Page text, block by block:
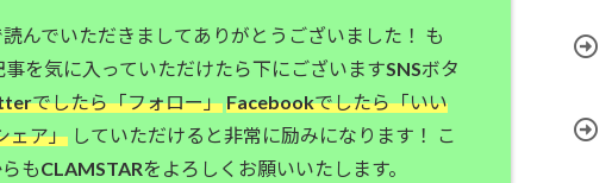
んでいただきましてありがとうございました！ も
を気に入っていただけたら下にございますSNSボタ
でしたら「フォロー」Facebookでしたら「いい
ェア」していただけると非常に励みになります！ こ
もCLAMSTARをよろしくお願いいたします。